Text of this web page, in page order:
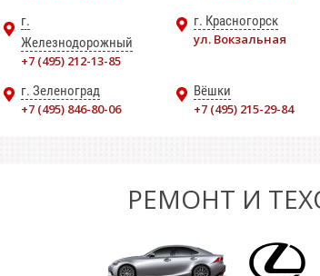
г.
Железнодорожный
+7 (495) 212-13-85
г. Красногорск
ул. Вокзальная
г. Зеленоград
+7 (495) 846-80-06
Вёшки
+7 (495) 215-29-84
РЕМОНТ И